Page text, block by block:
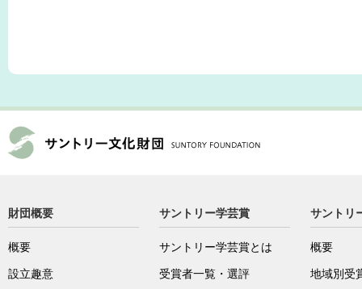
財団概要
概要
設立趣意
サントリー学芸賞
サントリー学芸賞とは
受賞者一覧・選評
サントリ
概要
地域別受